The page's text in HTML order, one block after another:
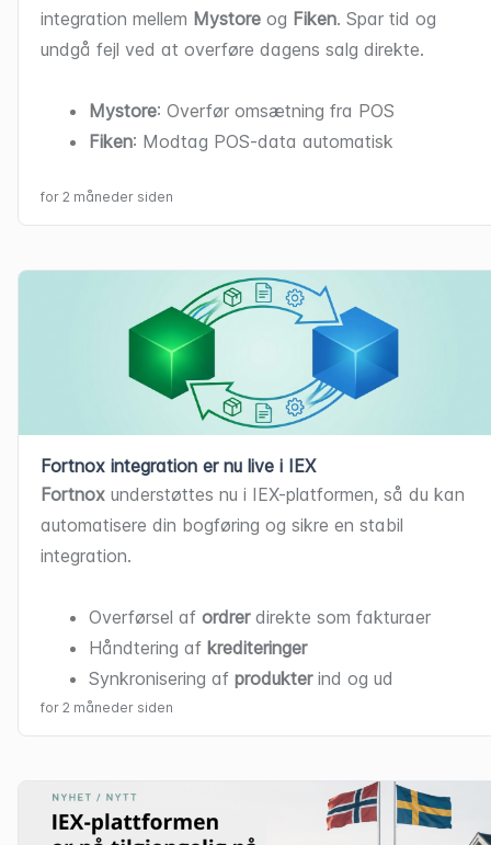
integration mellem Mystore og Fiken. Spar tid og
undgå fejl ved at overføre dagens salg direkte.
Mystore: Overfør omsætning fra POS
Fiken: Modtag POS-data automatisk
for 2 måneder siden
Fortnox integration er nu live i IEX
Fortnox understøttes nu i IEX-platformen, så du kan
automatisere din bogføring og sikre en stabil
integration.
Overførsel af ordrer direkte som fakturaer
Håndtering af krediteringer
Synkronisering af produkter ind og ud
Kontakt IEX, hvis du ønsker at vide mere.
for 2 måneder siden